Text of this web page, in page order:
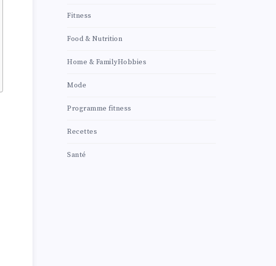
Fitness
Food & Nutrition
Home & FamilyHobbies
Mode
Programme fitness
Recettes
Santé